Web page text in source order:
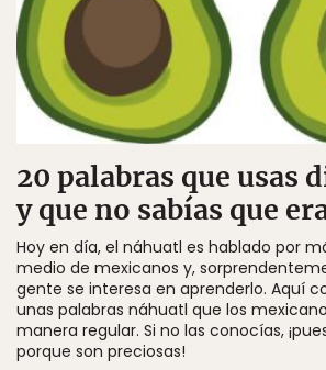
20 palabras que usas
y que no sabías que
Hoy en día, el náhuatl es hablado por
medio de mexicanos y,
gente se interesa en aprenderlo. Aquí
unas palabras náhuatl que los
manera regular. Si no las conocías,
porque son preciosas!